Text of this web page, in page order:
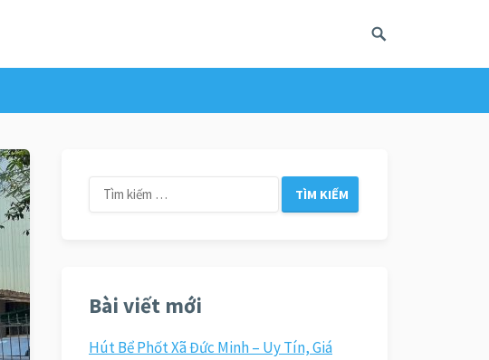
Tìm
kiếm
Bài viết mới
Hút Bể Phốt Xã Đức Minh – Uy Tín, Giá